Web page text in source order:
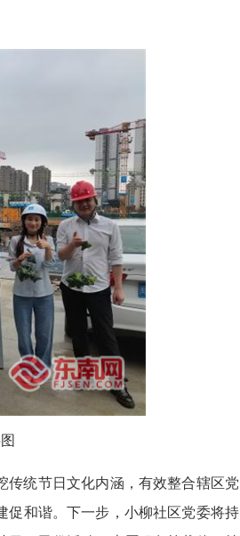
传统节日文化内涵，有效整合辖区党
促和谐。下一步，小柳社区党委将持